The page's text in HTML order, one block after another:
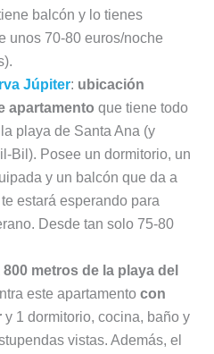
balcón y lo tienes
unos 70-80 euros/noche
Júpiter: ubicación
apartamento que tiene todo
playa de Santa Ana (y
Bil). Posee un dormitorio, un
y un balcón que da a
estará esperando para
Desde tan solo 75-80
800 metros de la playa del
este apartamento con
y 1 dormitorio, cocina, baño y
vistas. Además, el